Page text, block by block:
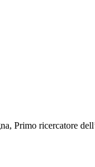
Primo ricercatore